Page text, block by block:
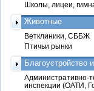
Школы, лицеи,
Животные
Ветклиники, СББЖ
Птичьи рынки
Благоустройство
Административно-
инспекции (ОАТИ,